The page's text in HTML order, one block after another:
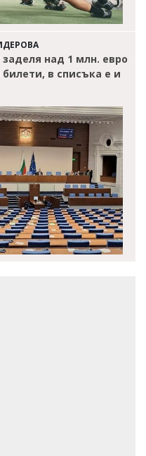
над 1 млн. евро
в списъка е и